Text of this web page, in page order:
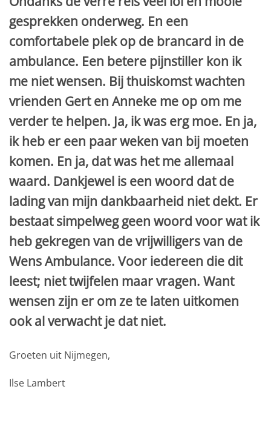
gesprekken onderweg. En een
comfortabele plek op de brancard in de
ambulance. Een betere pijnstiller kon ik
me niet wensen. Bij thuiskomst wachten
vrienden Gert en Anneke me op om me
verder te helpen. Ja, ik was erg moe. En ja,
ik heb er een paar weken van bij moeten
komen. En ja, dat was het me allemaal
waard. Dankjewel is een woord dat de
lading van mijn dankbaarheid niet dekt. Er
bestaat simpelweg geen woord voor wat ik
heb gekregen van de vrijwilligers van de
Wens Ambulance. Voor iedereen die dit
leest; niet twijfelen maar vragen. Want
wensen zijn er om ze te laten uitkomen
ook al verwacht je dat niet.
Groeten uit Nijmegen,
Ilse Lambert